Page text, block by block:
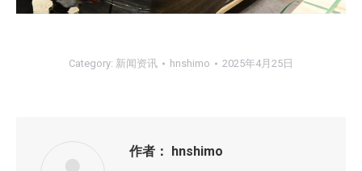
Category: 新闻资讯 hnshimo 2025年4月25日
作者： hnshimo